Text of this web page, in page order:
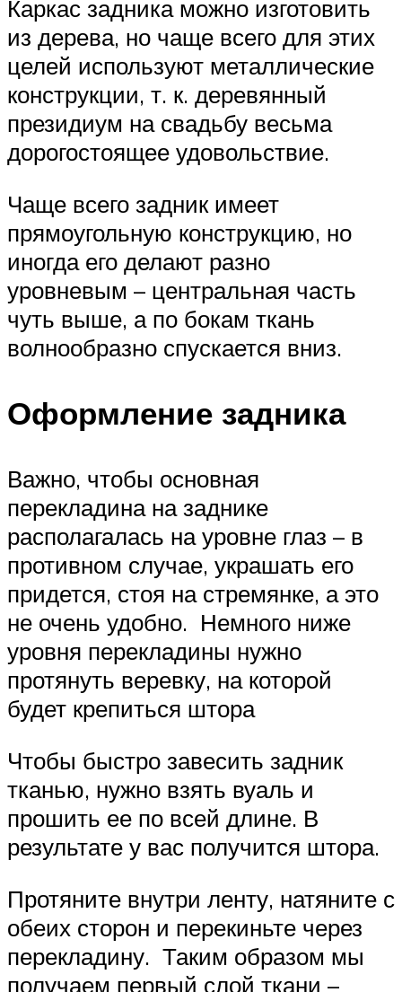
Каркас задника можно изготовить
из дерева, но чаще всего для этих
целей используют металлические
конструкции, т. к. деревянный
президиум на свадьбу весьма
дорогостоящее удовольствие.
Чаще всего задник имеет
прямоугольную конструкцию, но
иногда его делают разно
уровневым – центральная часть
чуть выше, а по бокам ткань
волнообразно спускается вниз.
Оформление задника
Важно, чтобы основная
перекладина на заднике
располагалась на уровне глаз – в
противном случае, украшать его
придется, стоя на стремянке, а это
не очень удобно. Немного ниже
уровня перекладины нужно
протянуть веревку, на которой
будет крепиться штора
Чтобы быстро завесить задник
тканью, нужно взять вуаль и
прошить ее по всей длине. В
результате у вас получится штора.
Протяните внутри ленту, натяните с
обеих сторон и перекиньте через
перекладину. Таким образом мы
получаем первый слой ткани –